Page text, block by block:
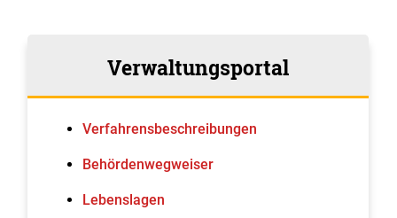
Verwaltungsportal
Verfahrens­beschreibungen
Behördenwegweiser
Lebenslagen